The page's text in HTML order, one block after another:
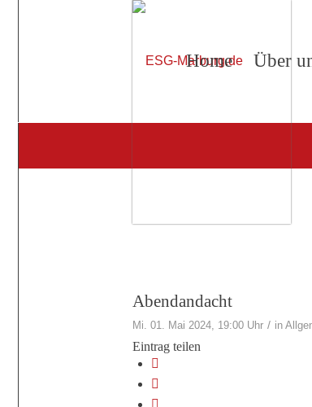
Home Über
Abendandacht
Mi. 01. Mai 2024, 19:00 Uhr / in
Eintrag teilen